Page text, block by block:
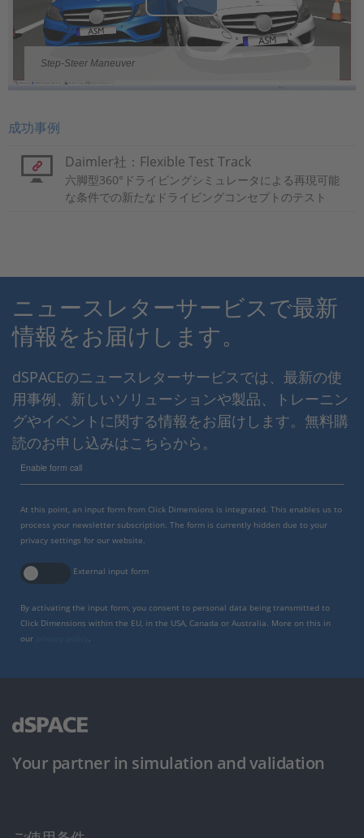
Play
Video
Step-Steer Maneuver
成功事例
Daimler社：Flexible Test Track
六脚型360°ドライビングシミュレータによる再現可能
な条件での新たなドライビングコンセプトのテスト
ニュースレターサービスで最新
情報をお届けします。
dSPACEのニュースレターサービスでは、最新の使
用事例、新しいソリューションや製品、トレーニン
グやイベントに関する情報をお届けします。無料購
読のお申し込みはこちらから。
Enable form call
At this point, an input form from Click Dimensions is integrated. This enables us to
process your newsletter subscription. The form is currently hidden due to your
privacy settings for our website.
External input form
By activating the input form, you consent to personal data being transmitted to
Click Dimensions within the EU, in the USA, Canada or Australia. More on this in
our
Your partner in simulation and validation